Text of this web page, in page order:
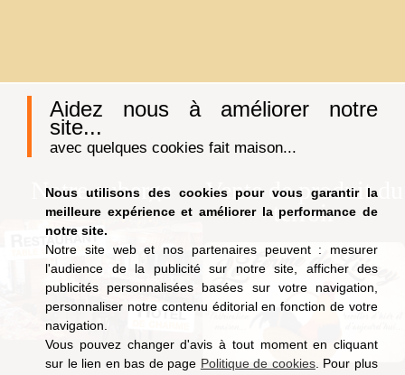
Aidez nous à améliorer notre
site...
avec quelques cookies fait maison...
Nous utilisons des cookies pour vous garantir la
meilleure expérience et améliorer la performance de
notre site.
Notre site web et nos partenaires peuvent : mesurer
l'audience de la publicité sur notre site, afficher des
publicités personnalisées basées sur votre navigation,
personnaliser notre contenu éditorial en fonction de votre
navigation.
Vous pouvez changer d'avis à tout moment en cliquant
sur le lien en bas de page Politique de cookies. Pour plus
Notre auberge
Vente de produit du
terroir